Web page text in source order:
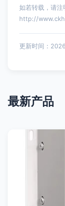
如若转载，请注
http://
更新时间：
最新产品